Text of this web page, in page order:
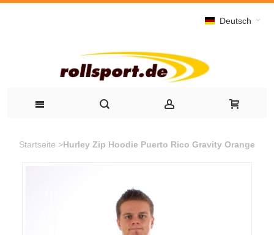
Deutsch
Startseite >Hurley Zip Hoodie Puerto Rico Gravity Orange